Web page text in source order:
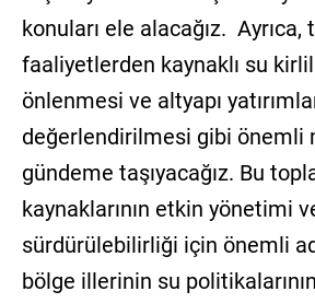
konuları ele alacağız. Ayrıca,
faaliyetlerden kaynaklı su
önlenmesi ve altyapı
değerlendirilmesi gibi önemli
gündeme taşıyacağız. Bu
kaynaklarının etkin yönetimi
sürdürülebilirliği için önemli
bölge illerinin su politikalarının